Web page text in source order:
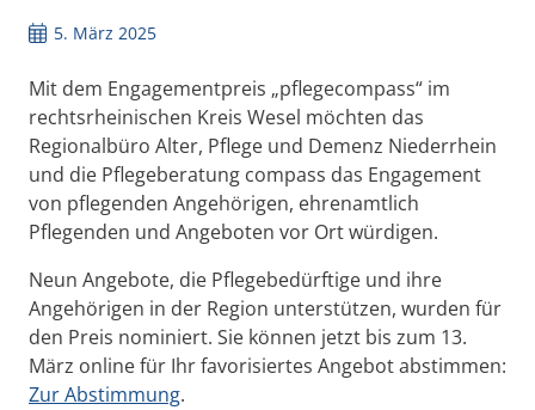
5. März 2025
Mit dem Engagementpreis „pflegecompass“ im
rechtsrheinischen Kreis Wesel möchten das
Regionalbüro Alter, Pflege und Demenz Niederrhein
und die Pflegeberatung compass das Engagement
von pflegenden Angehörigen, ehrenamtlich
Pflegenden und Angeboten vor Ort würdigen.
Neun Angebote, die Pflegebedürftige und ihre
Angehörigen in der Region unterstützen, wurden für
den Preis nominiert. Sie können jetzt bis zum 13.
März online für Ihr favorisiertes Angebot abstimmen:
Zur Abstimmung.